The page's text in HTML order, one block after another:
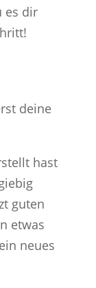
es dir
deine
hast
guten
etwas
neues